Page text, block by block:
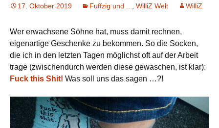
17. Oktober 2019 Fuffzig und ... WilliZ Welt WilliZ
Wer erwachsene Söhne hat, muss damit rechnen,
eigenartige Geschenke zu bekommen. So die Socken,
die ich in den letzten Tagen möglichst oft auf der Arbeit
trage (zwischendurch werden diese gewaschen, ist klar):
Fuck this Shit! Was soll uns das sagen …?!